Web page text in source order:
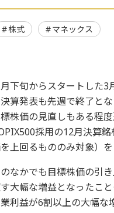
株式 マネックス
下旬からスタートした3
算発表も先週で終了と
株価の見直しもある程
採用の12月決算
上回るもののみ対象）
なかでも目標株価の引
大幅な増益となったこ
利益が6割以上の大幅な